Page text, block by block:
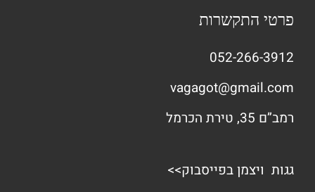
פרטי התקשרות
052-266-3912
vagagot@gmail.com
רמב”ם 35, טירת הכרמל
גגות ויצמן בפייסבוק>>